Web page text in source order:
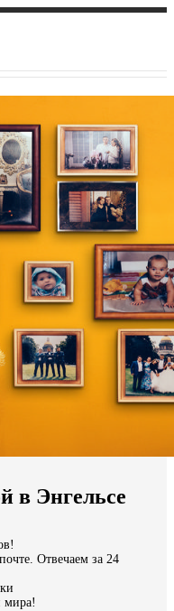
в Энгельсе
Отвечаем за 24
мира!